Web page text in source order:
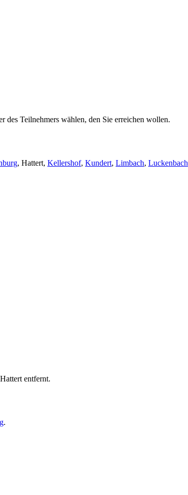
des Teilnehmers wählen, den Sie erreichen wollen.
, Hattert, Kellershof, Kundert, Limbach, Luckenbach
entfernt.
.